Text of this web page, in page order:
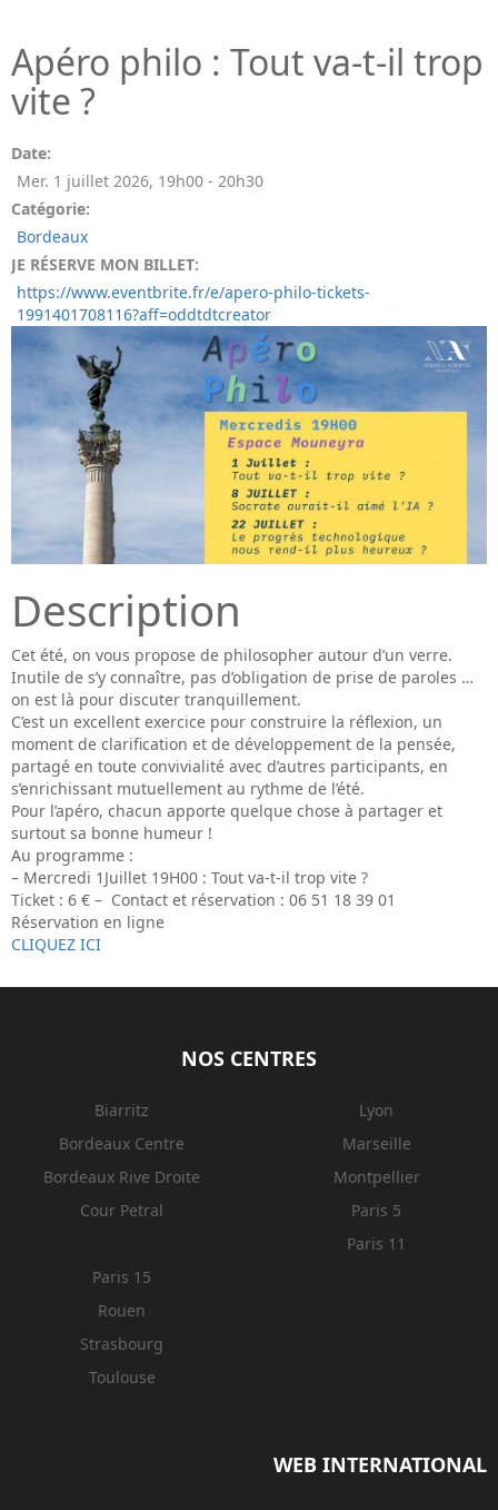
Apéro philo : Tout va-t-il trop
vite ?
Date:
Mer. 1 juillet 2026, 19h00 - 20h30
Catégorie:
Bordeaux
JE RÉSERVE MON BILLET:
https://www.eventbrite.fr/e/apero-philo-tickets-
1991401708116?aff=oddtdtcreator
Description
Cet été, on vous propose de philosopher autour d’un verre.
Inutile de s’y connaître, pas d’obligation de prise de paroles …
on est là pour discuter tranquillement.
C’est un excellent exercice pour construire la réflexion, un
moment de clarification et de développement de la pensée,
partagé en toute convivialité avec d’autres participants, en
s’enrichissant mutuellement au rythme de l’été.
Pour l’apéro, chacun apporte quelque chose à partager et
surtout sa bonne humeur !
Au programme :
– Mercredi 1Juillet 19H00 : Tout va-t-il trop vite ?
Ticket : 6 € – Contact et réservation : 06 51 18 39 01
Réservation en ligne
CLIQUEZ ICI
NOS CENTRES
Biarritz
Bordeaux Centre
Bordeaux Rive Droite
Cour Petral
Lyon
Marseille
Montpellier
Paris 5
Paris 11
Paris 15
Rouen
Strasbourg
Toulouse
WEB INTERNATIONAL